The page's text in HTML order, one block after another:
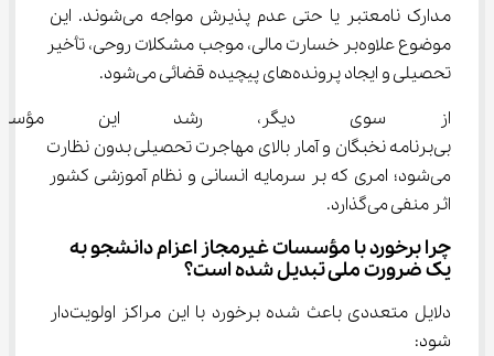
مدارک نامعتبر یا حتی عدم پذیرش مواجه می‌شوند. این
موضوع علاوه‌بر خسارت مالی، موجب مشکلات روحی، تأخیر
تحصیلی و ایجاد پرونده‌های پیچیده قضائی می‌شود.
از سوی دیگر، رشد این
بی‌برنامه نخبگان و آمار بالای مهاجرت تحصیلی بدون نظارت
می‌شود؛ امری که بر سرمایه انسانی و نظام آموزشی کشور
اثر منفی می‌گذارد.
چرا برخورد با مؤسسات غیرمجاز اعزام دانشجو به
یک ضرورت ملی تبدیل شده است؟
دلایل متعددی باعث شده برخورد با این مراکز اولویت‌دار
شود: